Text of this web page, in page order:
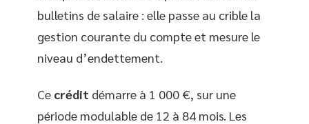
bulletins de salaire : elle passe au crible la
gestion courante du compte et mesure le
niveau d’endettement.
Ce crédit démarre à 1 000 €, sur une
période modulable de 12 à 84 mois. Les